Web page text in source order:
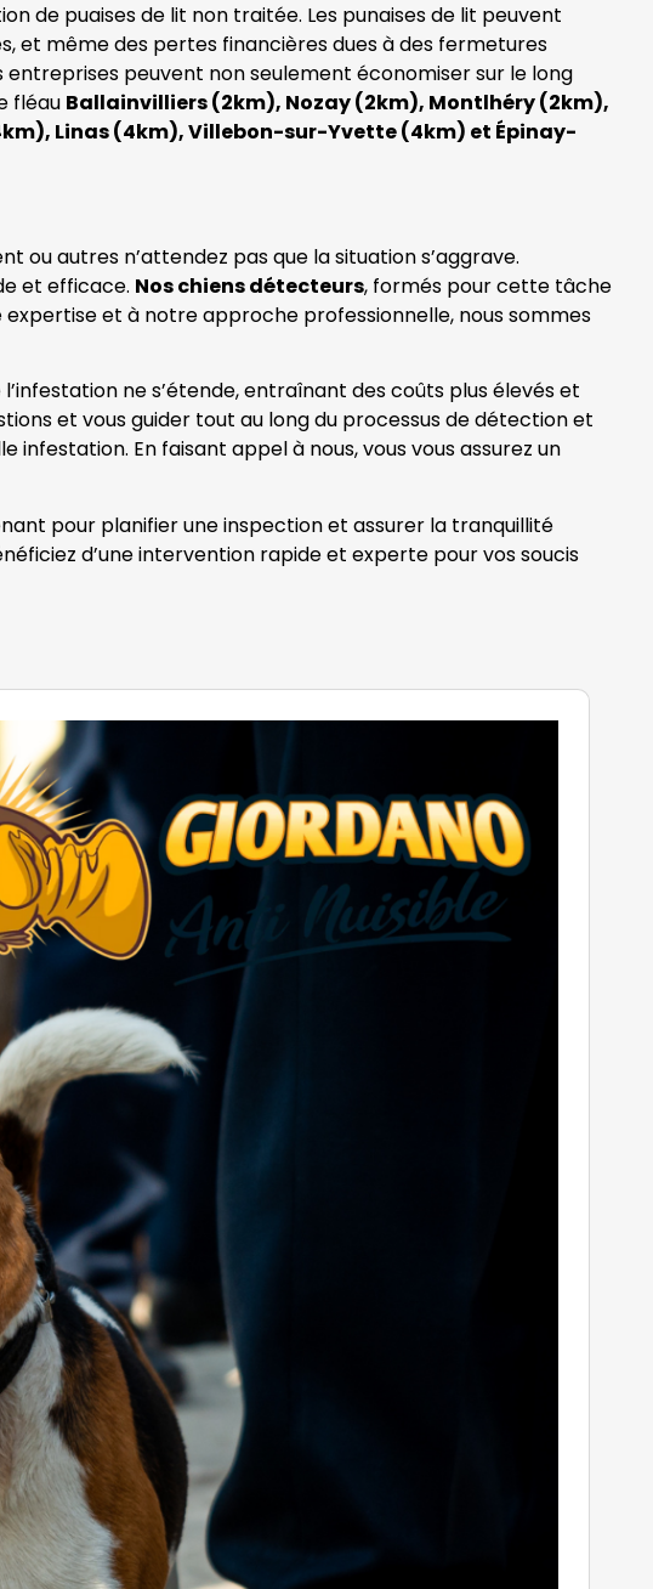
de puaises de lit non traitée. Les punaises de lit peuvent
et même des pertes financières dues à des fermetures
peuvent non seulement économiser sur le long
fléau Ballainvilliers (2km), Nozay (2km), Montlhéry (2km),
Linas (4km), Villebon-sur-Yvette (4km) et Épinay-
ou autres n’attendez pas que la situation s’aggrave.
et efficace. Nos chiens détecteurs, formés pour cette tâche
et à notre approche professionnelle, nous sommes
ne s’étende, entraînant des coûts plus élevés et
et vous guider tout au long du processus de détection et
En faisant appel à nous, vous vous assurez un
pour planifier une inspection et assurer la tranquillité
d’une intervention rapide et experte pour vos soucis